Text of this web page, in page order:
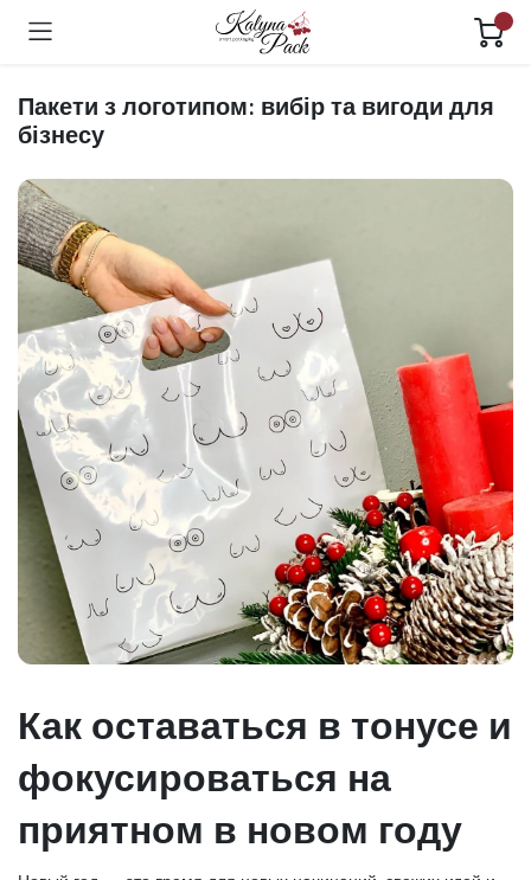
Пакети з логотипом: вибір та вигоди для
бізнесу
Как оставаться в тонусе и
фокусироваться на
приятном в новом году